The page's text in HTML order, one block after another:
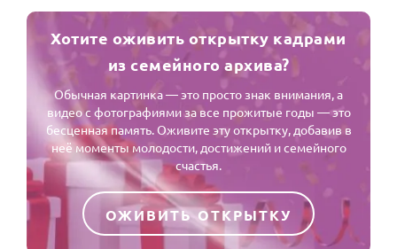
Хотите оживить открытку кадрами
из семейного архива?
Обычная картинка — это просто знак внимания, а
видео с фотографиями за все прожитые годы — это
бесценная память. Оживите эту открытку, добавив в
неё моменты молодости, достижений и семейного
счастья.
ОЖИВИТЬ ОТКРЫТКУ